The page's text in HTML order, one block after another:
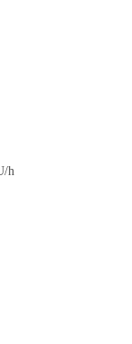
nhiệt độ ổn định và
gia đình
mùa đông tới
h